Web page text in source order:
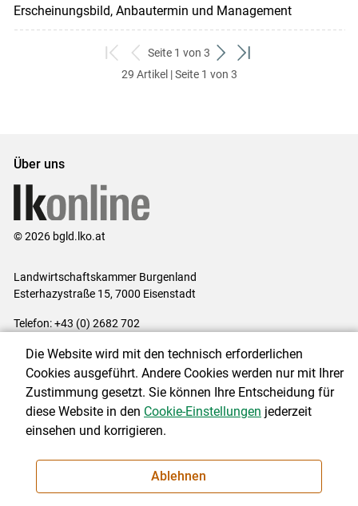
Erscheinungsbild, Anbautermin und Management
zum
ersten
zurück
zum
Seite 1 von 3
weiter
zum
zum
29 Artikel | Seite 1 von 3
Über uns
© 2026 bgld.lko.at
Landwirtschaftskammer Burgenland
Esterhazystraße 15, 7000 Eisenstadt
Telefon: +43 (0) 2682 702
Impressum|Kontakt|Datenschutzerklärung|Barrierefreiheit|
Cookie-Einstellungen
NEWSLETTER
Die Website wird mit den technisch erforderlichen
Cookies ausgeführt. Andere Cookies werden nur mit Ihrer
Zustimmung gesetzt. Sie können Ihre Entscheidung für
diese Website in den Cookie-Einstellungen jederzeit
einsehen und korrigieren.
Ablehnen